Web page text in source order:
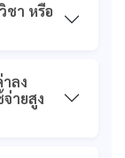
ชา หรือ
ลง
ายสูง